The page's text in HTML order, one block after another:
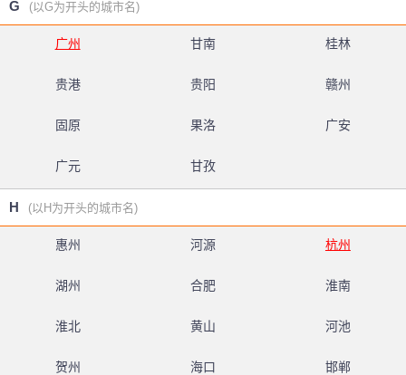
G (以G为开头的城市名)
广州 甘南 桂林
贵港 贵阳 赣州
固原 果洛 广安
广元 甘孜
H (以H为开头的城市名)
惠州 河源 杭州
湖州 合肥 淮南
淮北 黄山 河池
贺州 海口 邯郸